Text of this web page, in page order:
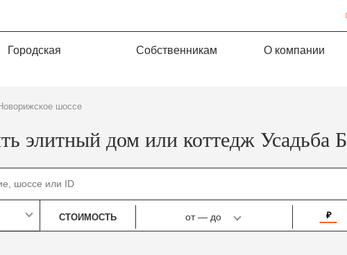
Городская Собственникам О компании
Новорижское шоссе
элитный дом или коттедж Усадьба
СТОИМОСТЬ от—до ₽